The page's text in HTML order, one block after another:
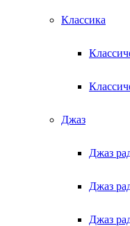
Классика
Джаз
Джаз
Джаз
Джаз